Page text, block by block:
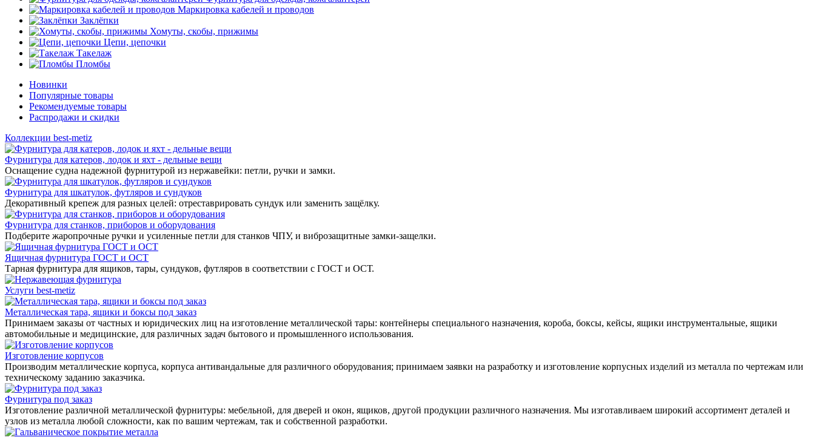
Маркировка кабелей и проводов
Заклёпки
Хомуты, скобы, прижимы
Цепи, цепочки
Такелаж
Пломбы
Новинки
Популярные товары
Рекомендуемые товары
Распродажи и скидки
Коллекции best-metiz
Фурнитура для катеров, лодок и яхт - дельные вещи
Оснащение судна надежной фурнитурой из нержавейки: петли, ручки и замки.
Фурнитура для шкатулок, футляров и сундуков
Декоративный крепеж для разных целей: отреставрировать сундук или заменить защёлку.
Фурнитура для станков, приборов и оборудования
Подберите жаропрочные ручки и усиленные петли для станков ЧПУ, и виброзащитные замки-защелки.
Ящичная фурнитура ГОСТ и ОСТ
Тарная фурнитура для ящиков, тары, сундуков, футляров в соответствии с ГОСТ и ОСТ.
Услуги best-metiz
Металлическая тара, ящики и боксы под заказ
Принимаем заказы от частных и юридических лиц на изготовление металлической тары: контейнеры специального назначения, короба, боксы, кейсы, ящики инструментальные, ящики
автомобильные и медицинские, для различных задач бытового и промышленного использования.
Изготовление корпусов
Производим металлические корпуса, корпуса антивандальные для различного оборудования; принимаем заявки на разработку и изготовление корпусных изделий из металла по чертежам или
техническому заданию заказчика.
Фурнитура под заказ
Изготовление различной металлической фурнитуры: мебельной, для дверей и окон, ящиков, другой продукции различного назначения. Мы изготавливаем широкий ассортимент деталей и
узлов из металла любой сложности, как по вашим чертежам, так и собственной разработки.